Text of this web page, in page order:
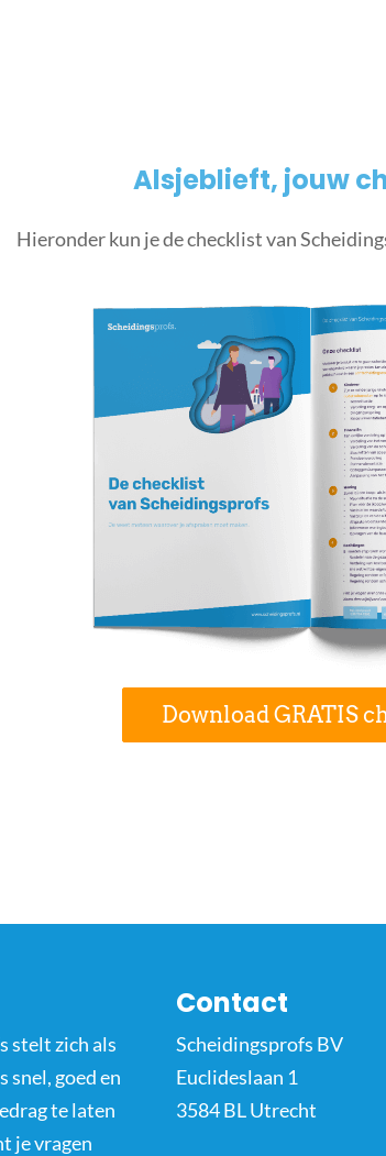
Alsjeblieft, jouw
Hieronder kun je de checklist van
Download GRATIS
stelt zich als
snel, goed en
te laten
je vragen
Contact
Scheidingsprofs BV
Euclideslaan 1
3584 BL Utrecht